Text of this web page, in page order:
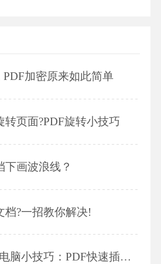
PDF加密原来如此简单
转页面?PDF旋转小技巧
下画波浪线？
档?一招教你解决!
技巧：PDF快速插入附件！